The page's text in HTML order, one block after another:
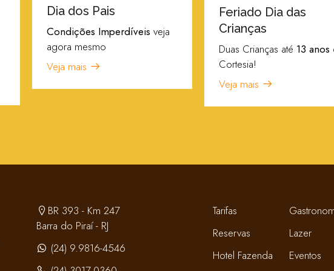
Dia dos Pais
Condições Imperdíveis veja
agora mesmo
Veja mais
Feriado Dia das
Crianças
Duas Crianças até 13 anos
Cortesia!
Veja mais
BR 393 - Km 247
Barra do Piraí - RJ
(24) 9.9816-4546
Tarifas
Reservas
Hotel Fazenda
Lazer
Eventos